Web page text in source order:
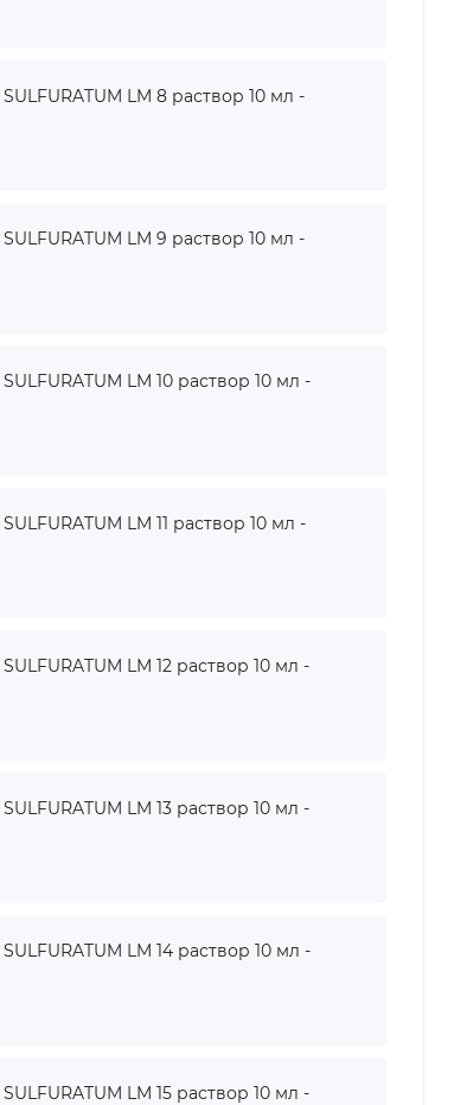
LM 8 раствор 10 мл -
LM 9 раствор 10 мл -
LM 10 раствор 10 мл -
LM 11 раствор 10 мл -
LM 12 раствор 10 мл -
LM 13 раствор 10 мл -
LM 14 раствор 10 мл -
LM 15 раствор 10 мл -